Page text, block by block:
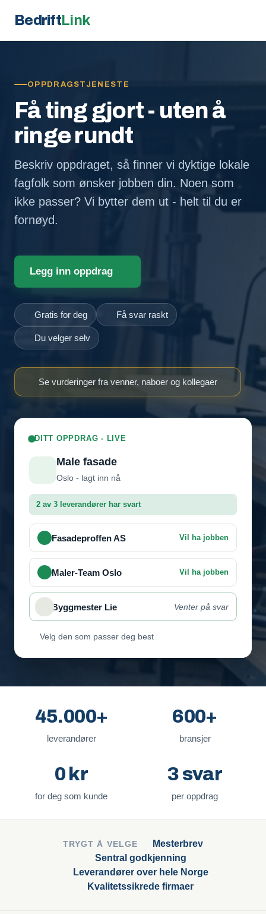
BedriftLink
OPPDRAGSTJENESTE
Få ting gjort - uten å
ringe rundt
Beskriv oppdraget, så finner vi dyktige lokale
fagfolk som ønsker jobben din. Noen som
ikke passer? Vi bytter dem ut - helt til du er
fornøyd.
Legg inn oppdrag
Gratis for deg Få svar raskt
Du velger selv
Se vurderinger fra venner, naboer og kollegaer
DITT OPPDRAG - LIVE
Male fasade
Oslo - lagt inn nå
2 av 3 leverandører har svart
Fasadeproffen AS Vil ha jobben
Maler-Team Oslo Vil ha jobben
Byggmester Lie Venter på svar
Velg den som passer deg best
45.000+
leverandører
600+
bransjer
0 kr
for deg som kunde
3 svar
per oppdrag
TRYGT Å VELGE
Mesterbrev
Sentral godkjenning
Leverandører over hele Norge
Kvalitetssikrede firmaer